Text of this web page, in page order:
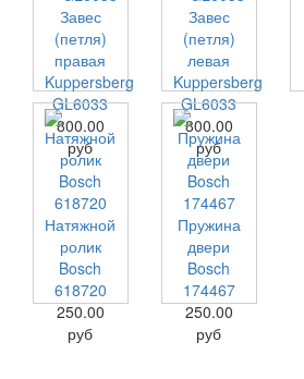
Завес
(петля)
правая
Kuppersberg
GL6033
800.00
руб
Завес
(петля)
левая
Kuppersberg
GL6033
800.00
руб
Натяжной
ролик
Bosch
618720
250.00
руб
Пружина
двери
Bosch
174467
250.00
руб